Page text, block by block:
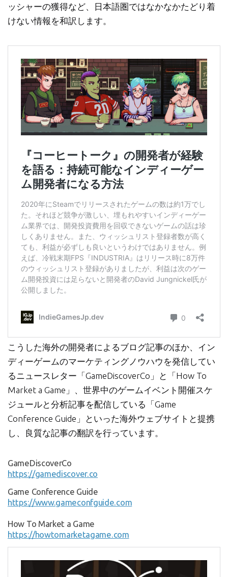
ッシャーの獲得など、日本語圏ではなかなかたどり着
けない情報を和訳します。
こうした海外の開発者によるブログ記事のほか、イン
ディーゲームのマーケティングノウハウを発信してい
るニュースレター「GameDiscoverCo」と「How To
Market a Game」、世界中のゲームイベント開催スケ
ジュールと分析記事を配信している「Game
Conference Guide」といった海外ウェブサイトと提携
し、良質な記事の翻訳を行っています。
GameDiscoverCo
https://gamediscover.co
Game Conference Guide
https://www.gameconfguide.com
How To Market a Game
https://howtomarketagame.com